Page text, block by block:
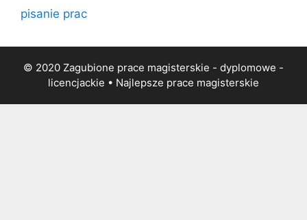
pisanie prac
© 2020 Zagubione prace magisterskie - dyplomowe -
licencjackie • Najlepsze prace magisterskie